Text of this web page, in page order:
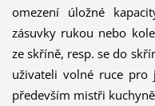
omezení úložné
zásuvky rukou nebo
ze skříně, resp. se do
uživateli volné ruce
především mistři